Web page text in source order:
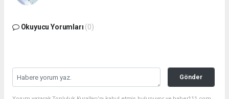
Okuyucu Yorumları (0)
Gönder